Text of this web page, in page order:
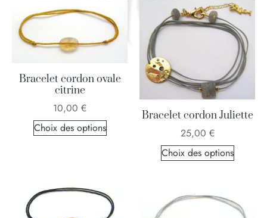
Bracelet cordon ovale
citrine
10,00 €
Choix des options
Bracelet cordon Juliette
25,00 €
Choix des options